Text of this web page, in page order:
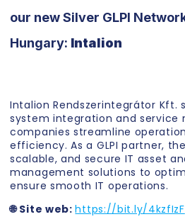
our new Silver GLPI
Hungary: Intalion
Intalion Rendszerintegrátor Kft.
system integration and service
companies streamline
efficiency. As a GLPI partner,
scalable, and secure IT asset
management solutions to
ensure smooth IT operations.
🌐 Site web:https://bit.ly/4kzfIzF